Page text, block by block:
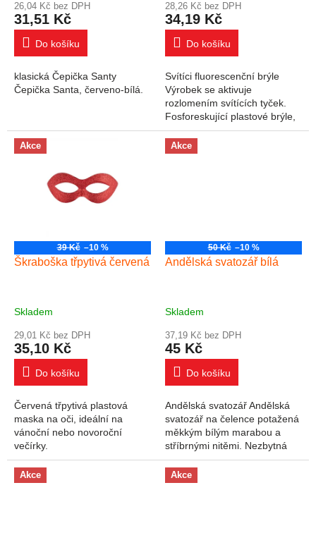
26,04 Kč bez DPH
31,51 Kč
Do košíku
klasická Čepička Santy
Čepička Santa, červeno-bílá.
28,26 Kč bez DPH
34,19 Kč
Do košíku
Svítíci fluorescenční brýle
Výrobek se aktivuje
rozlomením svítících tyček.
Fosforeskující plastové brýle,
ideální pro přidání světla do
her a převleků.
Akce
39 Kč –10 %
Škraboška třpytivá červená
Skladem
29,01 Kč bez DPH
35,10 Kč
Do košíku
Červená třpytivá plastová
maska na oči, ideální na
vánoční nebo novoroční
večírky.
Akce
50 Kč –10 %
Andělská svatozář bílá
Skladem
37,19 Kč bez DPH
45 Kč
Do košíku
Andělská svatozář Andělská
svatozář na čelence potažená
měkkým bílým marabou a
stříbrnými nitěmi. Nezbytná
jako doplněk karnevalového
kostýmu anděla, bez kterého
se žádný...
Akce Akce